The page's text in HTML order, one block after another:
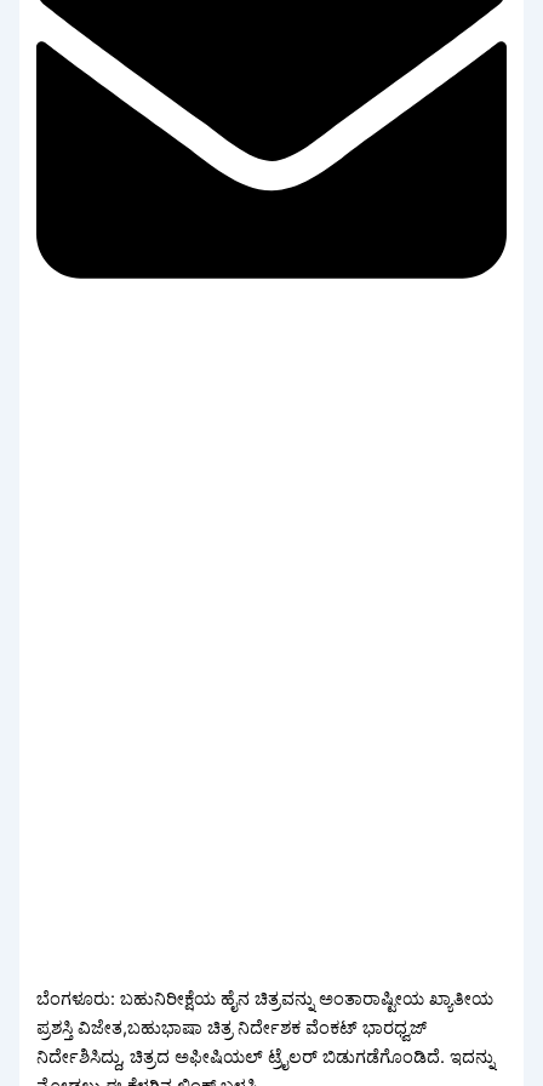
ಬೆಂಗಳೂರು: ಬಹುನಿರೀಕ್ಷೆಯ ಹೈನ ಚಿತ್ರವನ್ನು ಅಂತಾರಾಷ್ಟೀಯ ಖ್ಯಾತೀಯ
ಪ್ರಶಸ್ತಿ ವಿಜೇತ,ಬಹುಭಾಷಾ ಚಿತ್ರ ನಿರ್ದೇಶಕ ವೆಂಕಟ್ ಭಾರಧ್ವಜ್
ನಿರ್ದೇಶಿಸಿದ್ದು, ಚಿತ್ರದ ಅಫೀಷಿಯಲ್ ಟ್ರೈಲರ್ ಬಿಡುಗಡೆಗೊಂಡಿದೆ. ಇದನ್ನು